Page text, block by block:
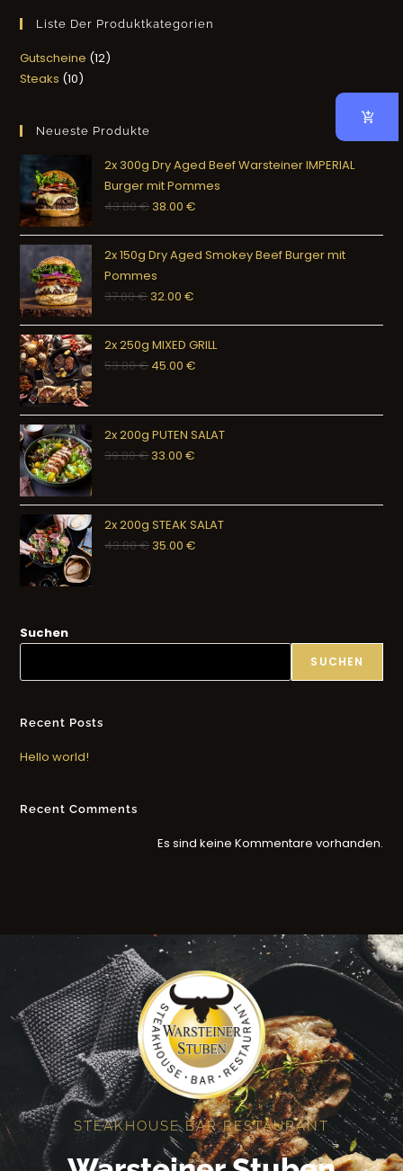
Liste Der Produktkategorien
Gutscheine 12
Steaks 10
Neueste Produkte
2x 300g Dry Aged Beef Warsteiner IMPERIAL
Burger mit Pommes
43.80€38.00€
2x 150g Dry Aged Smokey Beef Burger mit
Pommes
37.80€32.00€
2x 250g MIXED GRILL
53.80€45.00€
2x 200g PUTEN SALAT
39.80€33.00€
2x 200g STEAK SALAT
43.80€35.00€
Suchen
SUCHEN
Recent Posts
Hello world!
Recent Comments
Es sind keine Kommentare vorhanden.
STEAKHOUSE BAR RESTAURANT